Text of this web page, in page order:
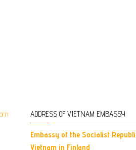
ADDRESS OF VIETNAM EMBASSY
Embassy of the Socialist
Vietnam in Finland